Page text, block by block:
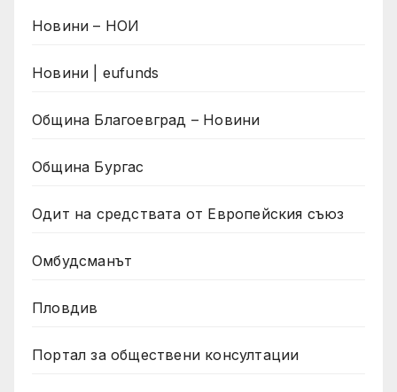
Новини – НОИ
Новини | eufunds
Община Благоевград – Новини
Община Бургас
Одит на средствата от Европейския съюз
Омбудсманът
Пловдив
Портал за обществени консултации